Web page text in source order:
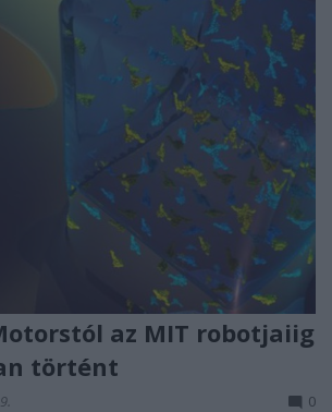
az MIT robotjaiig
történt
0